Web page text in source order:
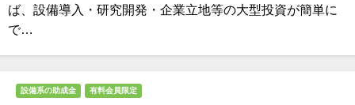
ば、設備導入・研究開発・企業立地等の大型投資が簡単に
で…
設備系の助成金 有料会員限定